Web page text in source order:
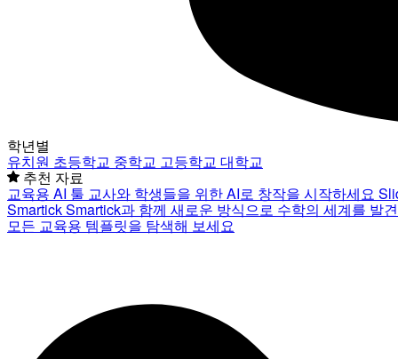
학년별
유치원 초등학교 중학교 고등학교 대학교
추천 자료
교육용 AI 툴 교사와 학생들을 위한 AI로 창작을 시작하세요
SmartickSmartick과 함께 새로운 방식으로 수학의 세계를 발
모든 교육용 템플릿을 탐색해 보세요